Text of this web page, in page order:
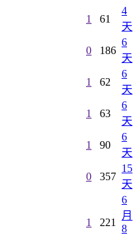
1 61
4
天
0 186
6
天
1 62
6
天
1 63
6
天
1 90
6
天
0 357
15
天
1 221
6
月
8